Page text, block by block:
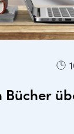
Bücher